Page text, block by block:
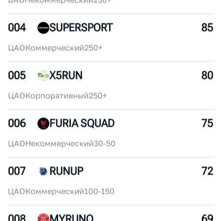
002 АКАДЕМИЯ МАРАФОНА 95
ЦАО Коммерческий150-200
003 IZMYLONG 90
ВАОНекоммерческий
004 SUPERSPORT 85
ЦАОКоммерческий250+
005 X5RUN 80
ЦАО Корпоративный
006 FURIA SQUAD 75